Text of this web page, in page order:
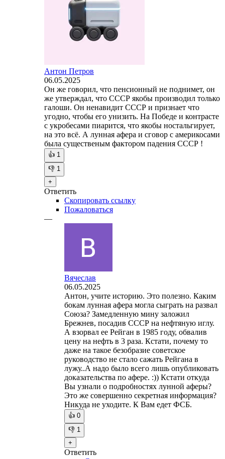
Антон Петров
06.05.2025
Он же говорил, что пенсионный не поднимет, он
же утверждал, что СССР якобы производил только
галоши. Он ненавидит СССР и признает что
угодно, чтобы его унизить. На Победе и контрасте
с укробесами пиарится, что якобы ностальгирует,
на это всё. А лунная афера и сговор с америкосами
была существеным фактором падения СССР !
👍 1
👎 1
+
Ответить
Скопировать ссылку
Пожаловаться
—
Вячеслав
06.05.2025
Антон, учите историю. Это полезно. Каким
бокам лунная афера могла сыграть на развал
Союза? Замедленную мину заложил
Брежнев, посадив СССР на нефтяную иглу.
А взорвал ее Рейган в 1985 году, обвалив
цену на нефть в 3 раза. Кстати, почему то
даже на такое безобразие советское
руководство не стало сажать Рейгана в
лужу..А надо было всего лишь опубликовать
доказательства по афере. :)) Кстати откуда
Вы узнали о подробностях лунной аферы?
Это же совершенно секретная информация?
Никуда не уходите. К Вам едет ФСБ.
👍 0
👎 1
+
Ответить